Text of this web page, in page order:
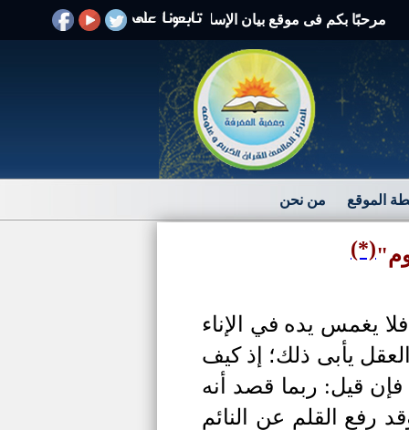
بكم فى موقع بيان الإسلام الرد على الافتراءات والشبهات
الموقع من نحن
(*)
يغمس يده في الإناء
يأبى ذلك؛ إذ كيف
فإن قيل: ربما قصد أنه
رفع القلم عن النائم